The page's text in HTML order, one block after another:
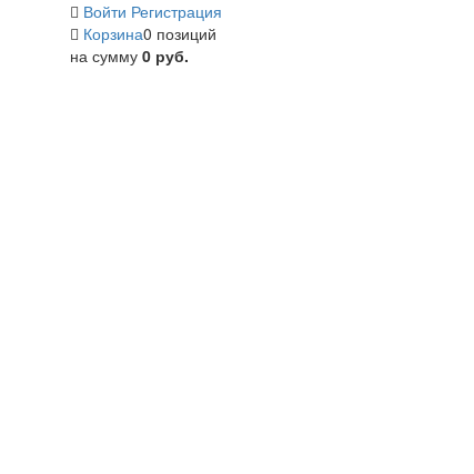
Войти Регистрация
Корзина0 позиций
на сумму 0 руб.